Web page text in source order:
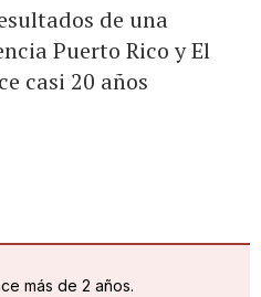
de una
Puerto Rico y El
casi 20 años
más de 2 años.